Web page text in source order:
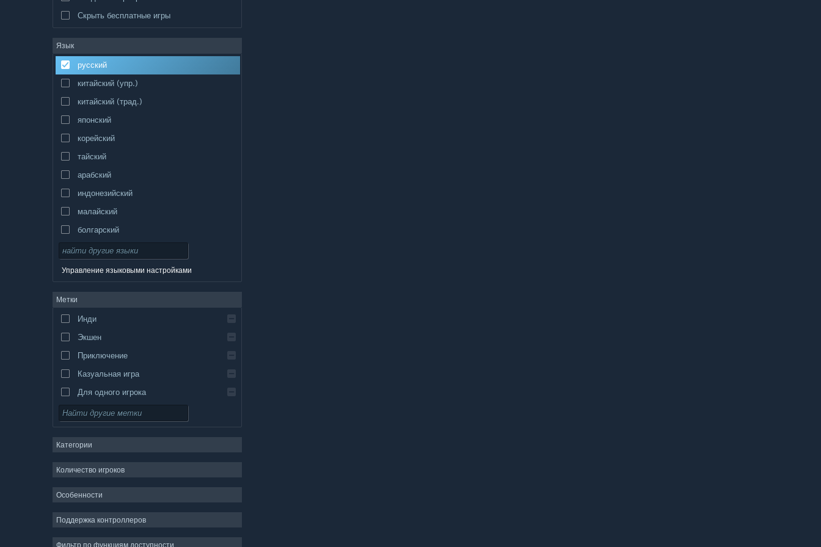
Скрыть бесплатные игры
Язык
русский
китайский (упр.)
китайский (трад.)
японский
корейский
тайский
арабский
индонезийский
малайский
болгарский
чешский
испанский — Испания
испанский — Латинская Америка
Управление языковыми настройками
Метки
Инди
Экшен
Приключение
Казуальная игра
Для одного игрока
Симулятор
Стратегия
Бесплатная игра
Категории
Количество игроков
Особенности
Поддержка контроллеров
Фильтр по функциям доступности